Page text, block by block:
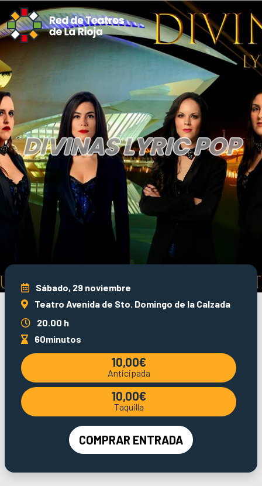
DIVINAS LYRIC POP
Sábado, 29 noviembre
Teatro Avenida de Sto. Domingo de la Calzada
20.00 h
60minutos
10,00€
Anticipada
10,00€
Taquilla
COMPRAR ENTRADA